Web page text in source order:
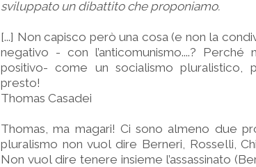
sviluppato un dibattito che proponiamo.
[...] Non capisco però una cosa (e non la
negativo - con l’anticomunismo....?
positivo- come un socialismo pluralistico,
presto!
Thomas Casadei
Thomas, ma magari! Ci sono almeno due
pluralismo non vuol dire Berneri, Rosselli,
Non vuol dire tenere insieme l’assassinato